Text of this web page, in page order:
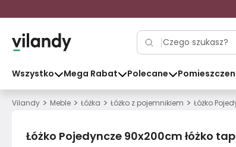
Wszystko Mega Rabat Polecane
Vilandy > Meble > Łóżka > Łóżko z pojemnikiem > Łóżko
Łóżko Pojedyncze 90x200cm łóżko